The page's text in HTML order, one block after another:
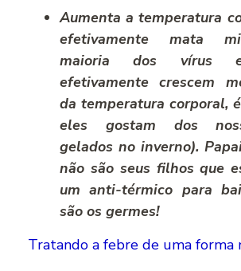
Aumenta a temperatura
efetivamente mata
maioria dos vírus
efetivamente crescem
da temperatura corporal,
eles gostam dos
gelados no inverno).
não são seus filhos que
um anti-térmico para
são os germes!
Tratando a febre de uma forma